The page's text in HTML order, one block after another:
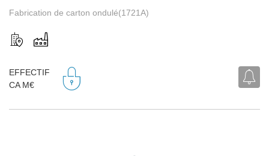
Fabrication de carton ondulé(1721A)
EFFECTIF
CA M€